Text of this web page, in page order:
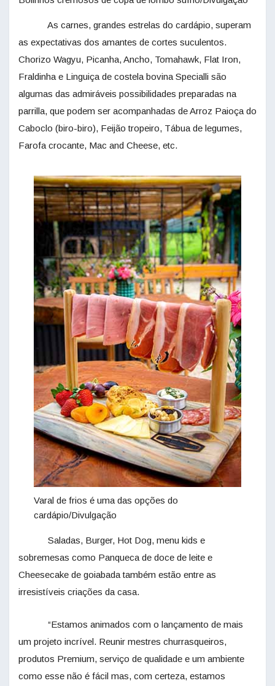
As carnes, grandes estrelas do cardápio, superam
as expectativas dos amantes de cortes suculentos.
Chorizo Wagyu, Picanha, Ancho, Tomahawk, Flat Iron,
Fraldinha e Linguiça de costela bovina Specialli são
algumas das admiráveis possibilidades preparadas na
parrilla, que podem ser acompanhadas de Arroz Paioça do
Caboclo (biro-biro), Feijão tropeiro, Tábua de legumes,
Farofa crocante, Mac and Cheese, etc.
Varal de frios é uma das opções do
cardápio/Divulgação
Saladas, Burger, Hot Dog, menu kids e
sobremesas como Panqueca de doce de leite e
Cheesecake de goiabada também estão entre as
irresistíveis criações da casa.
“Estamos animados com o lançamento de mais
um projeto incrível. Reunir mestres churrasqueiros,
produtos Premium, serviço de qualidade e um ambiente
como esse não é fácil mas, com certeza, estamos